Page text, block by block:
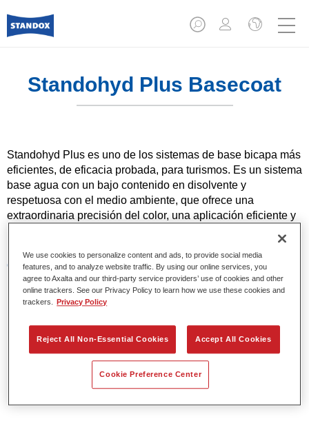
Standohyd Plus Basecoat
Standohyd Plus es uno de los sistemas de base bicapa más
eficientes, de eficacia probada, para turismos. Es un sistema
base agua con un bajo contenido en disolvente y
respetuosa con el medio ambiente, que ofrece una
extraordinaria precisión del color, una aplicación eficiente y
Características del producto
Colores sólidos, metalizados y perlados.
Pintura base agua.
Aplicación en un solo paso (técnica "1 Visit").
Fácil de difuminar.
Excelente precisión en la igualación del color.
Buena opacidad.
Contiene menos del 10 % de disolvente orgánico.
We use cookies to personalize content and ads, to provide social media
features, and to analyze website traffic. By using our online services, you
agree to Axalta and our third-party service providers’ use of cookies and other
online trackers. See our Privacy Policy to learn how we use these cookies and
trackers.
Privacy Policy
Reject All Non-Essential Cookies Accept All Cookies
Cookie Preference Center